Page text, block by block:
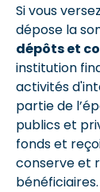
Si vous
dépose la
dépôts et
institution
activités
partie de
publics et
fonds et
conserve et
bénéficiaires.